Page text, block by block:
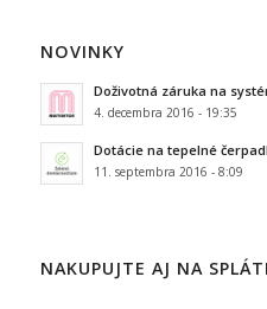
NOVINKY
Doživotná záruka na
4. decembra 2016 - 19:35
Dotácie na tepelné
11. septembra 2016 - 8:09
NAKUPUJTE AJ NA